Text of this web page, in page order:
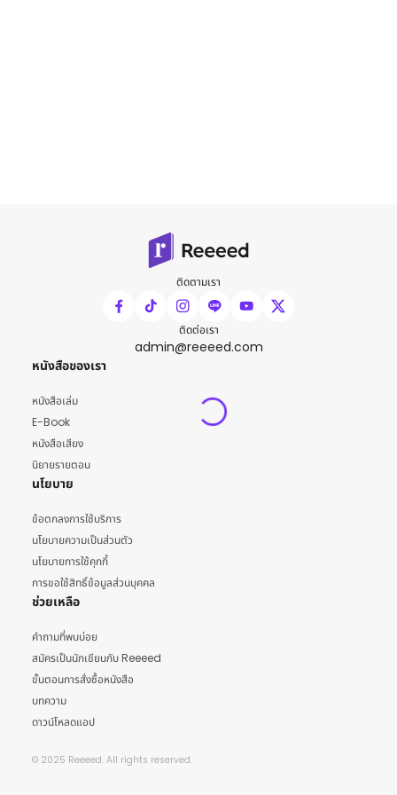
ติดตามเรา
ติดต่อเรา
admin@reeeed.com
หนังสือของเรา
หนังสือเล่ม
E-Book
หนังสือเสียง
นิยายรายตอน
นโยบาย
ข้อตกลงการใช้บริการ
นโยบายความเป็นส่วนตัว
นโยบายการใช้คุกกี้
การขอใช้สิทธิ์ข้อมูลส่วนบุคคล
ช่วยเหลือ
คำถามที่พบบ่อย
สมัครเป็นนักเขียนกับ Reeeed
ขั้นตอนการสั่งซื้อหนังสือ
บทความ
ดาวน์โหลดแอป
© 2025 Reeeed. All rights reserved.